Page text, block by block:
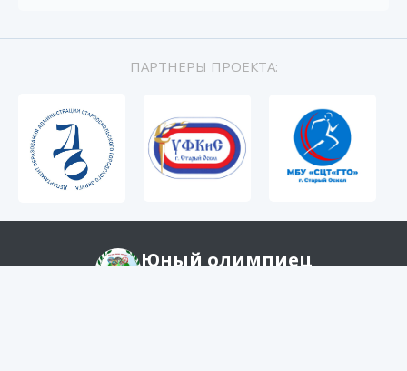
ПАРТНЕРЫ ПРОЕКТА:
Юный олимпиец